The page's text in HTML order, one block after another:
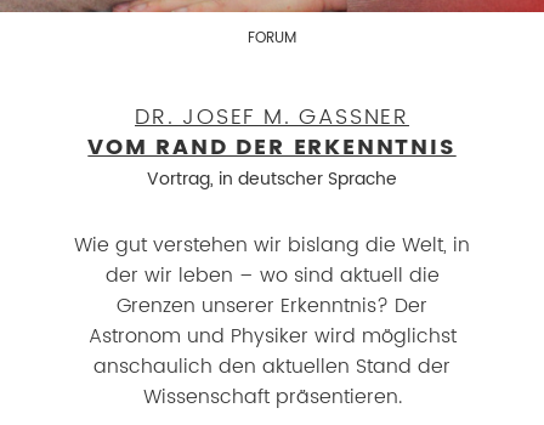
FORUM
DR. JOSEF M. GASSNER
VOM RAND DER ERKENNTNIS
Vortrag, in deutscher Sprache
Wie gut verstehen wir bislang die Welt, in
der wir leben – wo sind aktuell die
Grenzen unserer Erkenntnis? Der
Astronom und Physiker wird möglichst
anschaulich den aktuellen Stand der
Wissenschaft präsentieren.